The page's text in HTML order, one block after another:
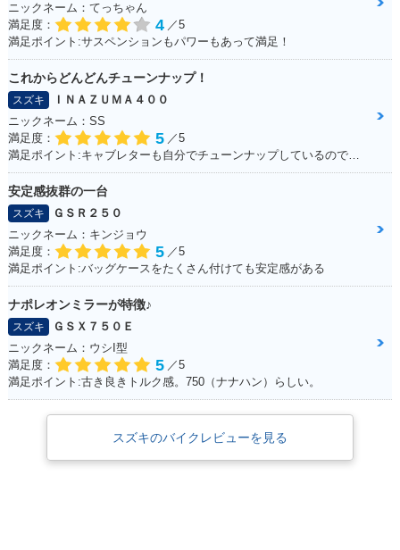
ニックネーム：てっちゃん
満足度：
4 ／5
満足ポイント:サスペンションもパワーもあって満足！
これからどんどんチューンナップ！
スズキ
ＩＮＡＺＵＭＡ４００
ニックネーム：SS
満足度：
5 ／5
満足ポイント:キャブレターも自分でチューンナップしているので、これからもっともっとチューンナップしていきたい♪
安定感抜群の一台
スズキ
ＧＳＲ２５０
ニックネーム：キンジョウ
満足度：
5 ／5
満足ポイント:バッグケースをたくさん付けても安定感がある
ナポレオンミラーが特徴♪
スズキ
ＧＳＸ７５０Ｅ
ニックネーム：ウシI型
満足度：
5 ／5
満足ポイント:古き良きトルク感。750（ナナハン）らしい。
スズキのバイクレビューを見る